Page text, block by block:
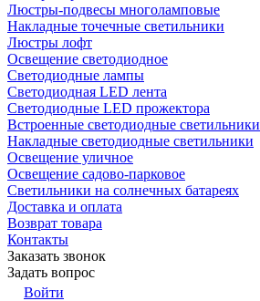
Люстры-подвесы многоламповые
Накладные точечные светильники
Люстры лофт
Освещение светодиодное
Светодиодные лампы
Светодиодная LED лента
Светодиодные LED прожектора
Встроенные светодиодные светильники
Накладные светодиодные светильники
Освещение уличное
Освещение садово-парковое
Светильники на солнечных батареях
Доставка и оплата
Возврат товара
Контакты
Заказать звонок
Задать вопрос
Войти